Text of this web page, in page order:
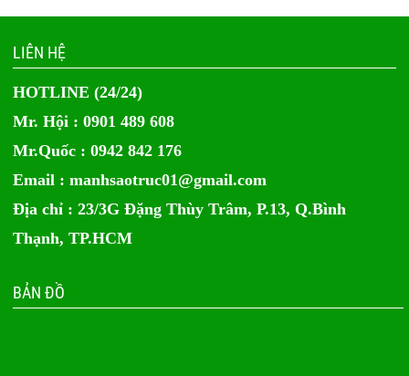
LIÊN HỆ
HOTLINE (24/24)
Mr. Hội : 0901 489 608
Mr.Quốc : 0942 842 176
Email :manhsaotruc01@gmail.com
Địa chỉ : 23/3G Đặng Thùy Trâm, P.13, Q.Bình
Thạnh, TP.HCM
BẢN ĐỒ